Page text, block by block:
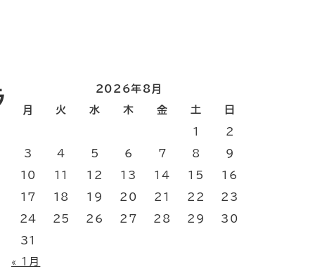
2026年8月
月
火 水 木 金 土 日
1 2
3 4 5 6 7 8 9
10 11 12 13 14 15 16
17 18 19 20 21 22 23
24 25 26 27 28 29 30
31
« 1月